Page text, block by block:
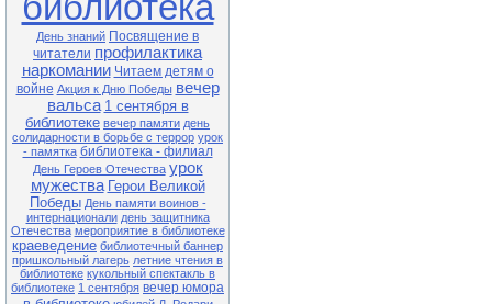
Экологический час «Долгое эхо
Чернобыля» (35 лет со дня
катастрофы на Чернобыльской
АЭС)
27.04 13-00 Ф№1
Квест-игра «В поисках заветного
клада» (в рамках клуба «Семь Я)
28.04 13-00 Ф№1
Экологический час «Чернобыль.
Год 1986» (35 лет со дня
катастрофы на Чернобыльской
АЭС)
28.04 11-00 ЦБ
Литературный час «Король смеха
Аркадий Аверченко» (140 лет со
дня рождения писателя)
29.04 13-00 Ф№1
Обзор книжной выставки «Они не
должны исчезнуть» (по Красной
День знаний Посвящение в
читатели профилактика
наркомании Читаем детям о
войне Акция к Дню Победы вечер
вальса 1 сентября в
библиотеке вечер памяти день
солидарности в борьбе с террор урок
- памятка библиотека - филиал
День Героев Отечества урок
мужества Герои Великой
Победы День памяти воинов -
интернационали день защитника
Отечества мероприятие в библиотеке
краеведение библиотечный баннер
пришкольный лагерь летние чтения в
библиотеке кукольный спектакль в
библиотеке 1 сентября вечер юмора